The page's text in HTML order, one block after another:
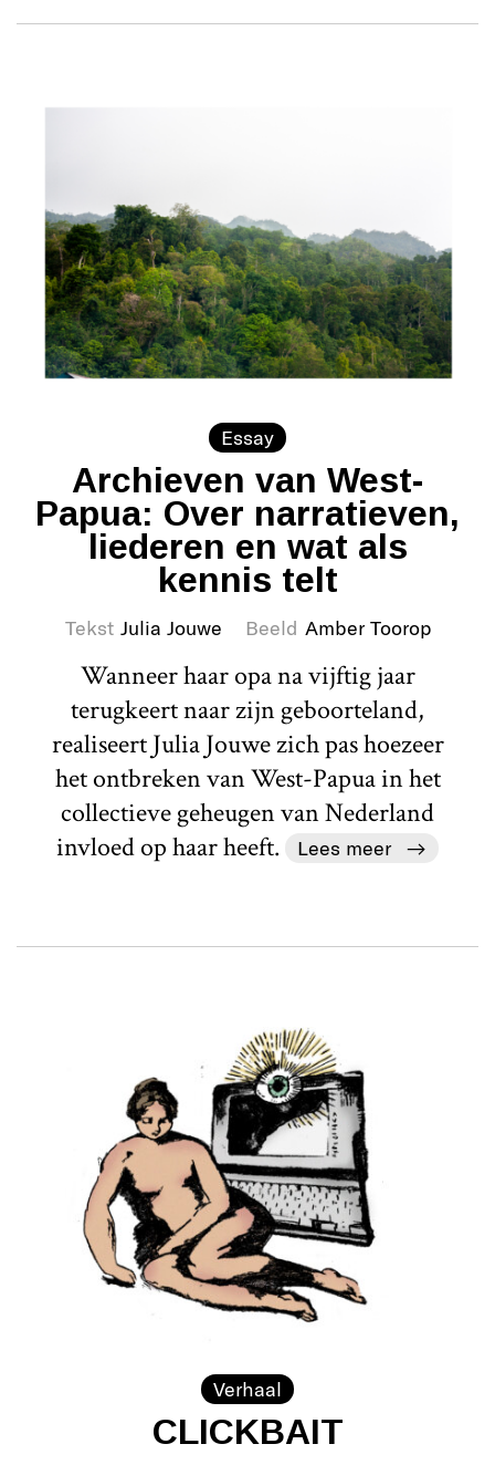
Essay
Archieven van West-
Papua: Over narratieven,
liederen en wat als
kennis telt
Tekst Julia Jouwe Beeld Amber Toorop
Wanneer haar opa na vijftig jaar
terugkeert naar zijn geboorteland,
realiseert Julia Jouwe zich pas hoezeer
het ontbreken van West-Papua in het
collectieve geheugen van Nederland
invloed op haar heeft.
Lees meer
Verhaal
CLICKBAIT